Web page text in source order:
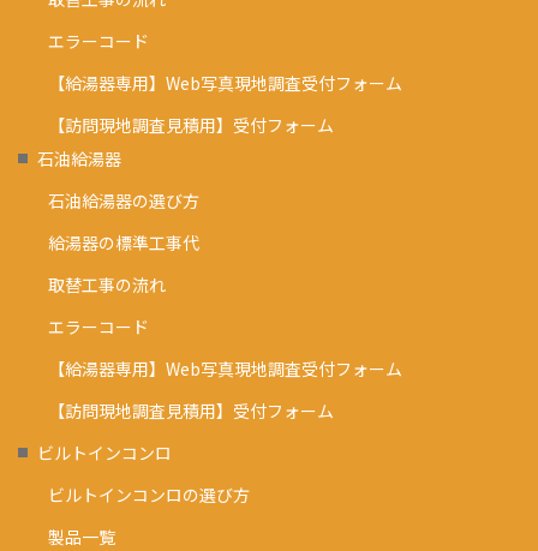
エラーコード
【給湯器専用】Web写真現地調査受付フォーム
【訪問現地調査見積用】受付フォーム
石油給湯器
石油給湯器の選び方
給湯器の標準工事代
取替工事の流れ
エラーコード
【給湯器専用】Web写真現地調査受付フォーム
【訪問現地調査見積用】受付フォーム
ビルトインコンロ
ビルトインコンロの選び方
製品一覧